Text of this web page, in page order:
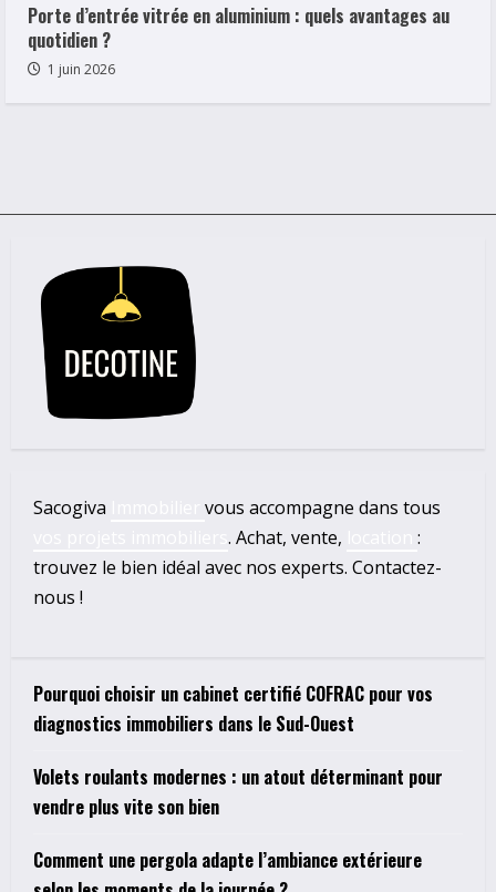
Porte d’entrée vitrée en aluminium : quels avantages au
quotidien ?
1 juin 2026
Sacogiva
vous accompagne dans tous
. Achat, vente,
:
trouvez le bien idéal avec nos experts. Contactez-
nous !
Pourquoi choisir un cabinet certifié COFRAC pour vos
diagnostics immobiliers dans le Sud-Ouest
Volets roulants modernes : un atout déterminant pour
vendre plus vite son bien
Comment une pergola adapte l’ambiance extérieure